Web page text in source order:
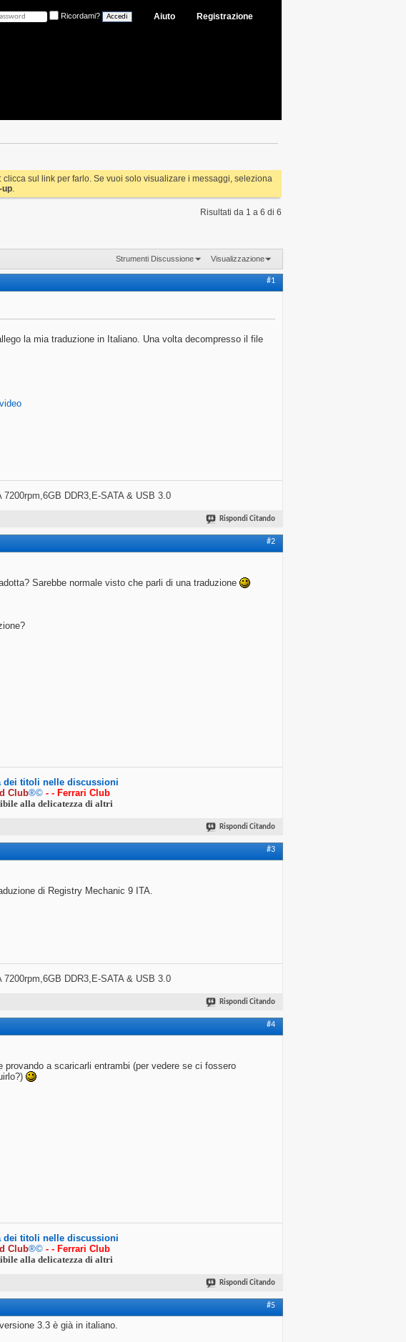
Registrazione
Aiuto
Ricordami?
: clicca sul link per farlo. Se vuoi solo visualizare i messaggi, seleziona
up.
Risultati da 1 a 6 di 6
Strumenti Discussione Visualizzazione
#1
la mia traduzione in Italiano. Una volta decompresso il file
DDR3,E-SATA & USB 3.0
Rispondi Citando
#2
Sarebbe normale visto che parli di una traduzione
dei titoli nelle discussioni
d Club®© - - Ferrari Club
alla delicatezza di altri
Rispondi Citando
#3
di Registry Mechanic 9 ITA.
DDR3,E-SATA & USB 3.0
Rispondi Citando
#4
a scaricarli entrambi (per vedere se ci fossero
dei titoli nelle discussioni
d Club®© - - Ferrari Club
alla delicatezza di altri
Rispondi Citando
#5
3.3 è già in italiano.